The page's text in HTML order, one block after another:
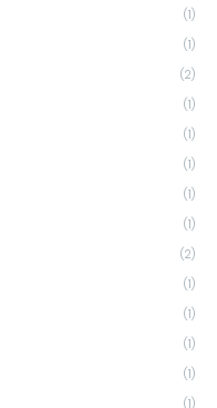
(1)
(1)
(2)
(1)
(1)
(1)
(1)
(1)
(2)
(1)
(1)
(1)
(1)
(1)